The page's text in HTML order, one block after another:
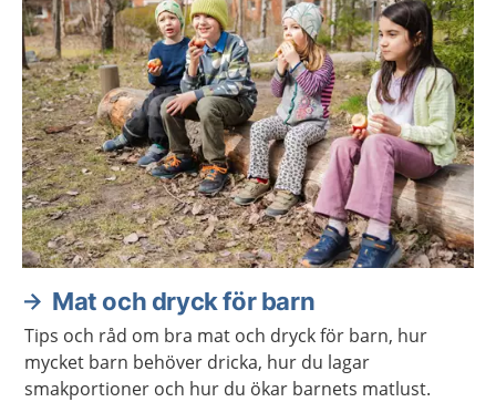
Mat och dryck för barn
Tips och råd om bra mat och dryck för barn, hur
mycket barn behöver dricka, hur du lagar
smakportioner och hur du ökar barnets matlust.